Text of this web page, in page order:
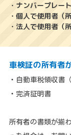
・ナンバープレート
・個人で使用者（
・法人で使用者（
車検証の所有者
・自動車税領収書
・完済証明書
所有者の書類が揃